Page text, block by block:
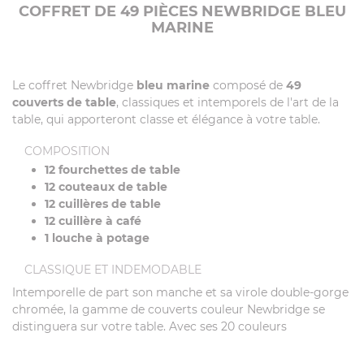
COFFRET DE 49 PIÈCES NEWBRIDGE BLEU
MARINE
Le coffret Newbridge bleu marine composé de 49
couverts de table, classiques et intemporels de l'art de la
table, qui apporteront classe et élégance à votre table.
COMPOSITION
12 fourchettes de table
12 couteaux de table
12 cuillères de table
12 cuillère à café
1 louche à potage
CLASSIQUE ET INDEMODABLE
Intemporelle de part son manche et sa virole double-gorge
chromée, la gamme de couverts couleur Newbridge se
distinguera sur votre table. Avec ses 20 couleurs